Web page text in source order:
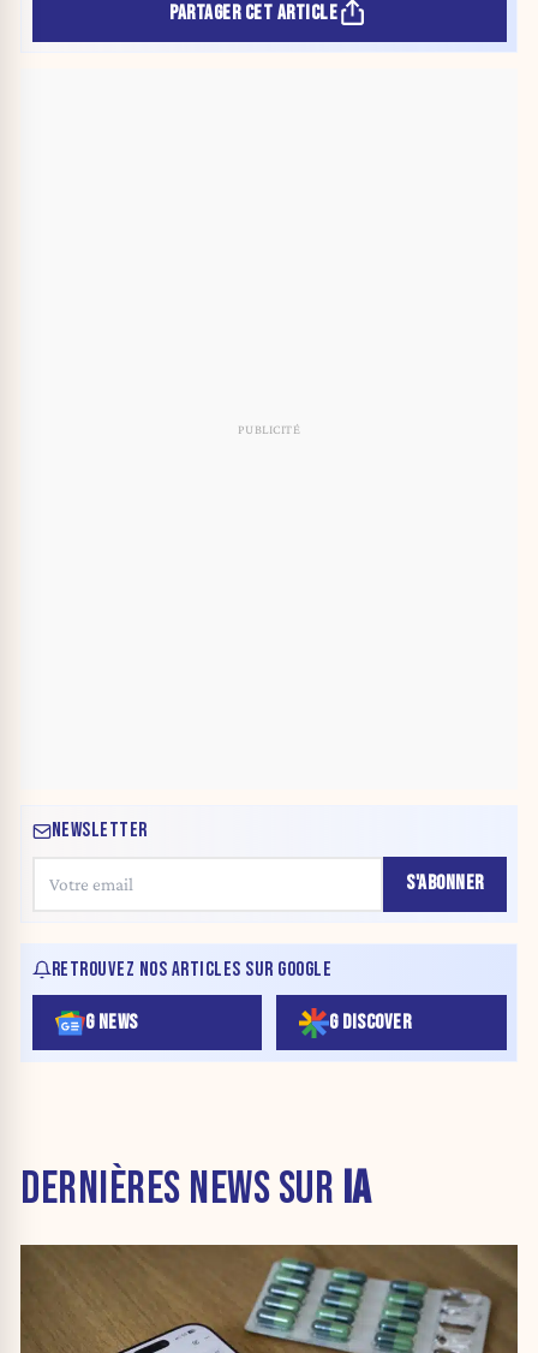
PARTAGER CET ARTICLE
NEWSLETTER
S'ABONNER
RETROUVEZ NOS ARTICLES SUR GOOGLE
G NEWS G DISCOVER
DERNIÈRES NEWS SUR IA